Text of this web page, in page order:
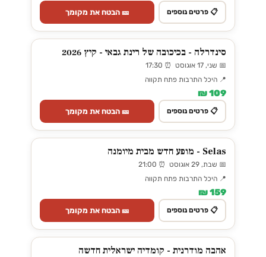
📋 פרטים נוספים 🎫 הבטח את מקומך
סינדרלה - בכיכובה של רינת גבאי - קיץ 2026
📅 שני, 17 אוגוסט ⏰ 17:30
📍 היכל התרבות פתח תקווה
109 ₪
📋 פרטים נוספים 🎫 הבטח את מקומך
Selas - מופע חדש מבית מיומנה
📅 שבת, 29 אוגוסט ⏰ 21:00
📍 היכל התרבות פתח תקווה
159 ₪
📋 פרטים נוספים 🎫 הבטח את מקומך
אהבה מודרנית - קומדיה ישראלית חדשה